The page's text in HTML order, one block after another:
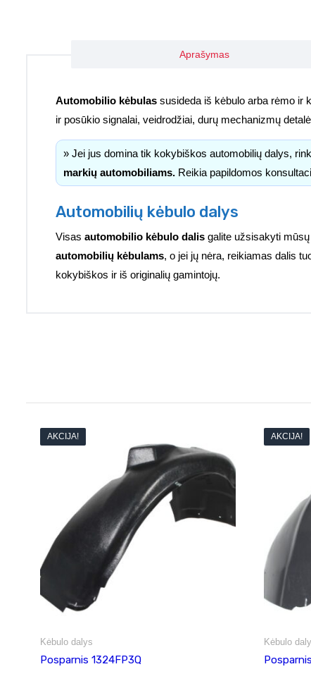
Aprašymas
Automobilio kėbulas susideda iš kėbulo arba rėmo ir
ir posūkio signalai, veidrodžiai, durų mechanizmų
» Jei jus domina tik kokybiškos automobilių dalys,
markių automobiliams. Reikia papildomos
Automobilių kėbulo dalys
Visas automobilio kėbulo dalis galite užsisakyti
automobilių kėbulams, o jei jų nėra, reikiamas dalis
kokybiškos ir iš originalių gamintojų.
AKCIJA!
Kėbulo dalys
Posparnis 1324FP3Q
AKCIJA!
Kėbulo